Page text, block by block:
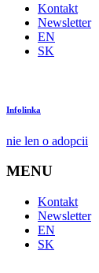
Kontakt
Newsletter
EN
SK
Infolinka
nie len o adopcii
MENU
Kontakt
Newsletter
EN
SK